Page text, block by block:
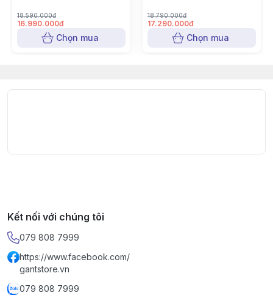
500W / MÀN GAMING 24"
100HZ
18.590.000đ
16.990.000đ
Chọn mua
550W / MÀN GAMING 24"
100HZ
18.790.000đ
17.290.000đ
Chọn mua
Kết nối với chúng tôi
079 808 7999
https://www.facebook.com/
gantstore.vn
079 808 7999